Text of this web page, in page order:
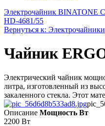
Электрочайник BINATONE
HD-4681/55
Вернуться к: Электрочайники
Чайник
Электрический чайник
литра, изготовленный из
закаленного стекла. Этот
Описание Мощность Вт
2200 Вт